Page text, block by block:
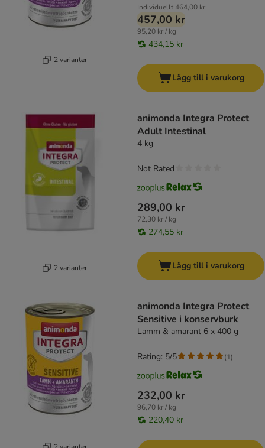
2 varianter
Individuellt464,00 kr
457,00 kr
95,20 kr / kg
434,15 kr
Lägg till i varukorg
2 varianter
animonda Integra Protect
Adult Intestinal
4 kg
289,00 kr
72,30 kr / kg
274,55 kr
Not Rated
Lägg till i varukorg
animonda Integra Protect
Sensitive i konservburk
Lamm & amarant 6 x 400 g
232,00 kr
96,70 kr / kg
220,40 kr
Rating: 5/5 (1)